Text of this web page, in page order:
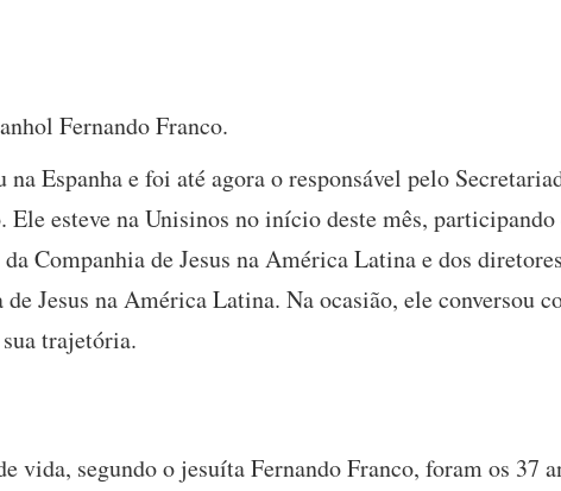
Fernando Franco.
na Espanha e foi até agora o responsável pelo
Ele esteve na Unisinos no início deste mês,
Companhia de Jesus na América Latina e dos
Jesus na América Latina. Na ocasião, ele conversou
trajetória.
vida, segundo o jesuíta Fernando Franco, foram os 37